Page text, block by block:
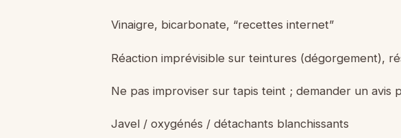
Vinaigre, bicarbonate, “recettes internet”
Réaction imprévisible sur teintures (dégorgement),
Ne pas improviser sur tapis teint ; demander un avis
Javel / oxygénés / détachants blanchissants